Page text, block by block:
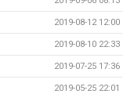
2019-08-12 12:00
2019-08-10 22:33
2019-07-25 17:36
2019-05-25 22:01